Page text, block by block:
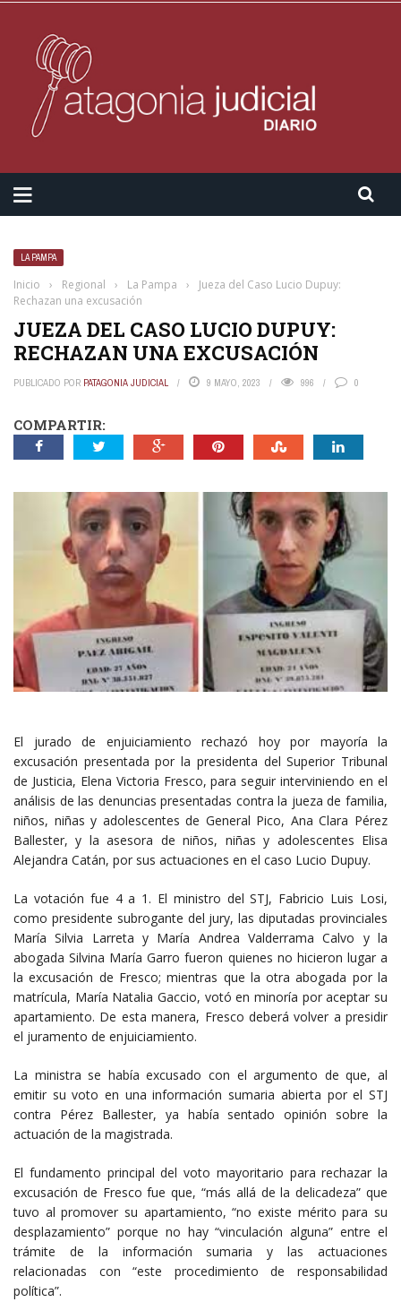
LA PAMPA
Inicio › Regional › La Pampa ›
Jueza del Caso Lucio Dupuy:
Rechazan una excusación
JUEZA DEL CASO LUCIO DUPUY:
RECHAZAN UNA EXCUSACIÓN
PUBLICADO POR PATAGONIA JUDICIAL 9 MAYO, 2023 996 0
COMPARTIR:
El jurado de enjuiciamiento rechazó hoy por mayoría la
excusación presentada por la presidenta del Superior Tribunal
de Justicia, Elena Victoria Fresco, para seguir interviniendo en el
análisis de las denuncias presentadas contra la jueza de familia,
niños, niñas y adolescentes de General Pico, Ana Clara Pérez
Ballester, y la asesora de niños, niñas y adolescentes Elisa
Alejandra Catán, por sus actuaciones en el caso Lucio Dupuy.
La votación fue 4 a 1. El ministro del STJ, Fabricio Luis Losi,
como presidente subrogante del jury, las diputadas provinciales
María Silvia Larreta y María Andrea Valderrama Calvo y la
abogada Silvina María Garro fueron quienes no hicieron lugar a
la excusación de Fresco; mientras que la otra abogada por la
matrícula, María Natalia Gaccio, votó en minoría por aceptar su
apartamiento. De esta manera, Fresco deberá volver a presidir
el juramento de enjuiciamiento.
La ministra se había excusado con el argumento de que, al
emitir su voto en una información sumaria abierta por el STJ
contra Pérez Ballester, ya había sentado opinión sobre la
actuación de la magistrada.
El fundamento principal del voto mayoritario para rechazar la
excusación de Fresco fue que, “más allá de la delicadeza” que
tuvo al promover su apartamiento, “no existe mérito para su
desplazamiento” porque no hay “vinculación alguna” entre el
trámite de la información sumaria y las actuaciones
relacionadas con “este procedimiento de responsabilidad
política”.